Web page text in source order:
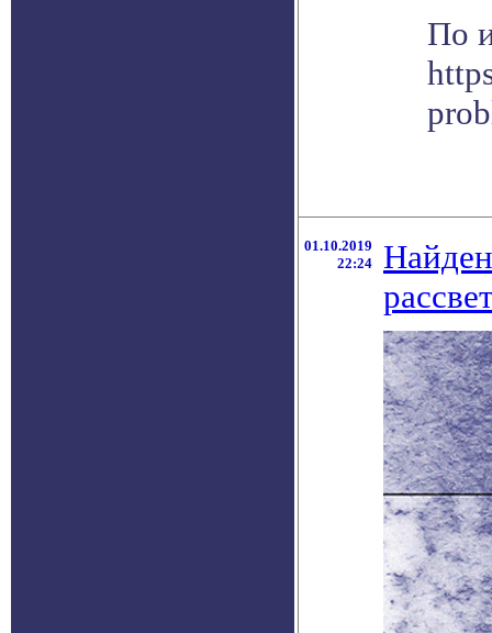
По
01.10.2019
22:24